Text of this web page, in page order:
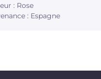
: Rose
: Espagne